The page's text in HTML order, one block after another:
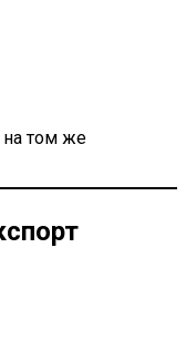
на том же